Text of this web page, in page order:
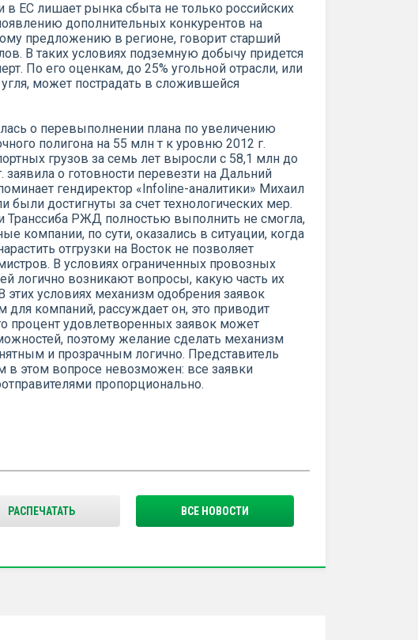
в ЕС лишает рынка сбыта не только российских
дополнительных конкурентов на
предложению в регионе, говорит старший
В таких условиях подземную добычу придется
По его оценкам, до 25% угольной отрасли, или
может пострадать в сложившейся
о перевыполнении плана по увеличению
полигона на 55 млн т к уровню 2012 г.
грузов за семь лет выросли с 58,1 млн до
заявила о готовности перевезти на Дальний
гендиректор «Infoline-аналитики» Михаил
были достигнуты за счет технологических мер.
РЖД полностью выполнить не смогла,
компании, по сути, оказались в ситуации, когда
отгрузки на Восток не позволяет
В условиях ограниченных провозных
логично возникают вопросы, какую часть их
условиях механизм одобрения заявок
для компаний, рассуждает он, это приводит
процент удовлетворенных заявок может
поэтому желание сделать механизм
и прозрачным логично. Представитель
в этом вопросе невозможен: все заявки
пропорционально.
ВСЕ НОВОСТИ
РАСПЕЧАТАТЬ